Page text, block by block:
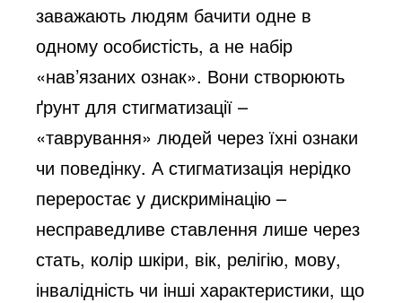
заважають людям бачити одне в
одному особистість, а не набір
«нав’язаних ознак». Вони створюють
ґрунт для стигматизації –
«таврування» людей через їхні ознаки
чи поведінку. А стигматизація нерідко
переростає у дискримінацію –
несправедливе ставлення лише через
стать, колір шкіри, вік, релігію, мову,
інвалідність чи інші характеристики, що